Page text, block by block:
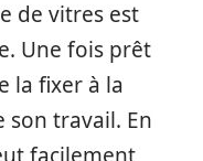
de vitres est
Une fois prêt
la fixer à la
son travail. En
facilement